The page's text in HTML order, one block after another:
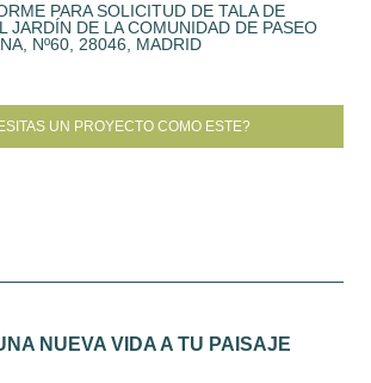
PARA SOLICITUD DE TALA DE
JARDÍN DE LA COMUNIDAD DE PASEO
Nº60, 28046, MADRID
UN PROYECTO COMO ESTE?
NUEVA VIDA A TU PAISAJE